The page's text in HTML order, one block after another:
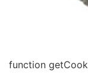
function